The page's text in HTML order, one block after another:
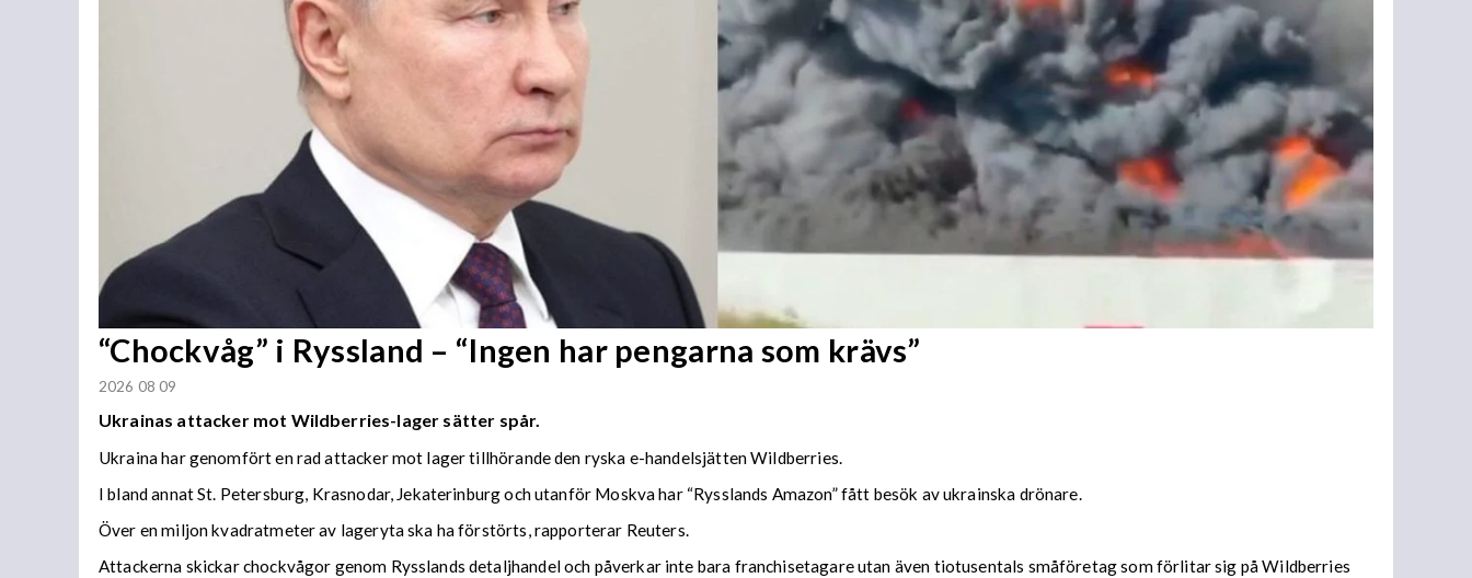
“Chockvåg” i Ryssland – “Ingen har pengarna som krävs”
2026 08 09
Ukrainas attacker mot Wildberries-lager sätter spår.
Ukraina har genomfört en rad attacker mot lager tillhörande den ryska e-handelsjätten Wildberries.
I bland annat St. Petersburg, Krasnodar, Jekaterinburg och utanför Moskva har “Rysslands Amazon” fått besök av ukrainska drönare.
Över en miljon kvadratmeter av lageryta ska ha förstörts, rapporterar Reuters.
Attackerna skickar chockvågor genom Rysslands detaljhandel och påverkar inte bara franchisetagare utan även tiotusentals småföretag som förlitar sig på Wildberries